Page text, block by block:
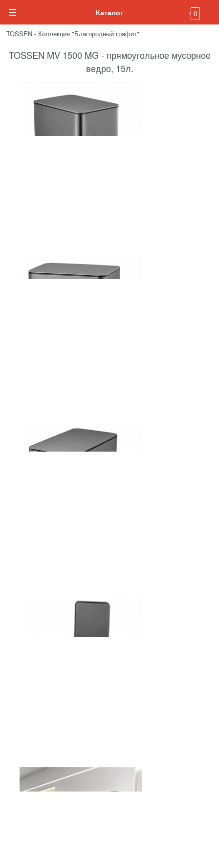
Каталог 0
TOSSEN - Коллекция "Благородный графит"
TOSSEN MV 1500 MG - прямоугольное мусорное
ведро, 15л.